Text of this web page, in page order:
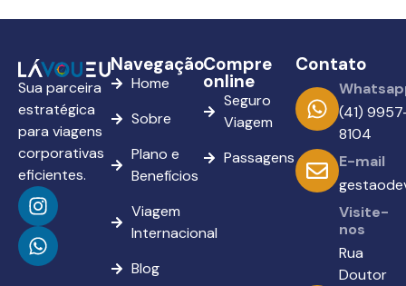
Sua parceira
estratégica
para viagens
corporativas
eficientes.
Navegação
Home
Sobre
Plano e
Benefícios
Viagem
Internacional
Blog
Compre
online
Seguro
Viagem
Passagens
Contato
(41)
8104
E-mail
Visite-
nos
Rua
Doutor